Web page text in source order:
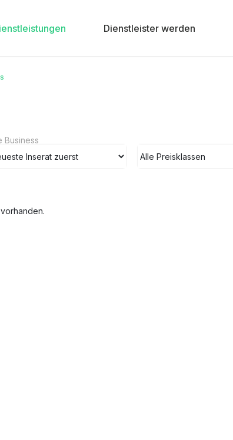
Dienstleister werden
Business